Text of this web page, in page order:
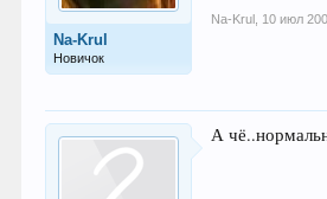
Na-Krul
Новичок
Na-Krul 10 июл
А